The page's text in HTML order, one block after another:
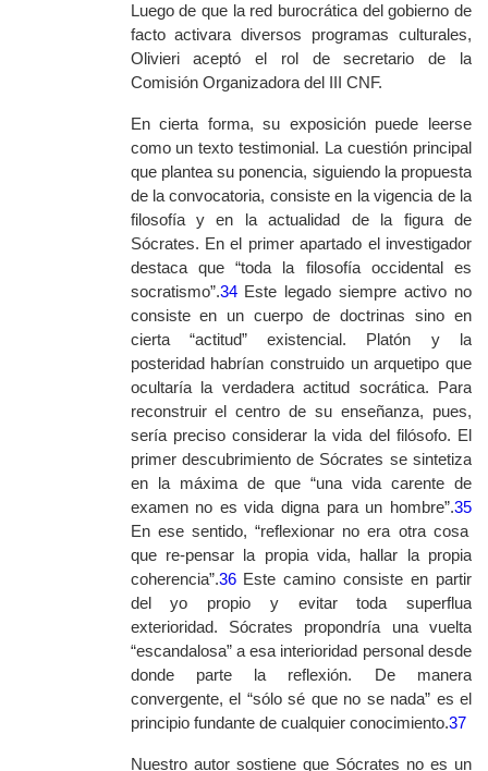
Luego de que la red burocrática del gobierno de
facto activara diversos programas culturales,
Olivieri aceptó el rol de secretario de la
Comisión Organizadora del III CNF.
En cierta forma, su exposición puede leerse
como un texto testimonial. La cuestión principal
que plantea su ponencia, siguiendo la propuesta
de la convocatoria, consiste en la vigencia de la
filosofía y en la actualidad de la figura de
Sócrates. En el primer apartado el investigador
destaca que “toda la filosofía occidental es
socratismo”.34Este legado siempre activo no
consiste en un cuerpo de doctrinas sino en
cierta “actitud” existencial. Platón y la
posteridad habrían construido un arquetipo que
ocultaría la verdadera actitud socrática. Para
reconstruir el centro de su enseñanza, pues,
sería preciso considerar la vida del filósofo. El
primer descubrimiento de Sócrates se sintetiza
en la máxima de que “una vida carente de
examen no es vida digna para un hombre”.35
En ese sentido, “reflexionar no era otra cosa
que re-pensar la propia vida, hallar la propia
coherencia”.36Este camino consiste en partir
del yo propio y evitar toda superflua
exterioridad. Sócrates propondría una vuelta
“escandalosa” a esa interioridad personal desde
donde parte la reflexión. De manera
convergente, el “sólo sé que no se nada” es el
principio fundante de cualquier conocimiento.37
Nuestro autor sostiene que Sócrates no es un